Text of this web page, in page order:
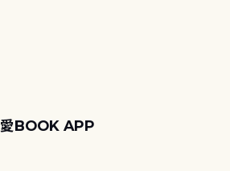
BOOK APP